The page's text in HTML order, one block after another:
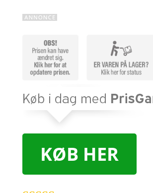
KØB HER